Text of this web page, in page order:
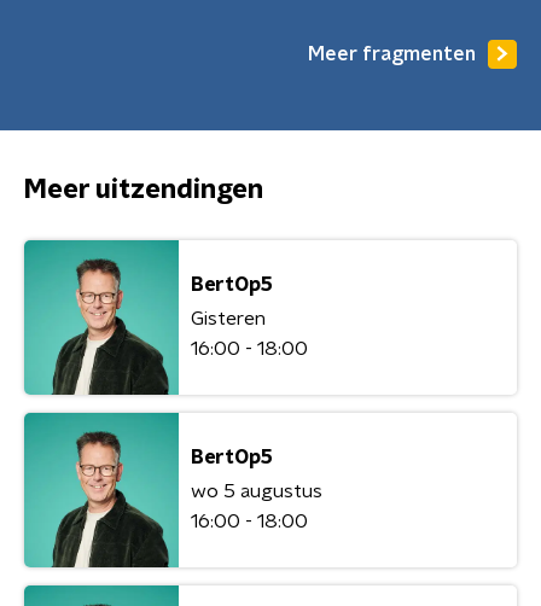
Meer fragmenten
Meer uitzendingen
BertOp5
Gisteren
16:00 - 18:00
BertOp5
wo 5 augustus
16:00 - 18:00